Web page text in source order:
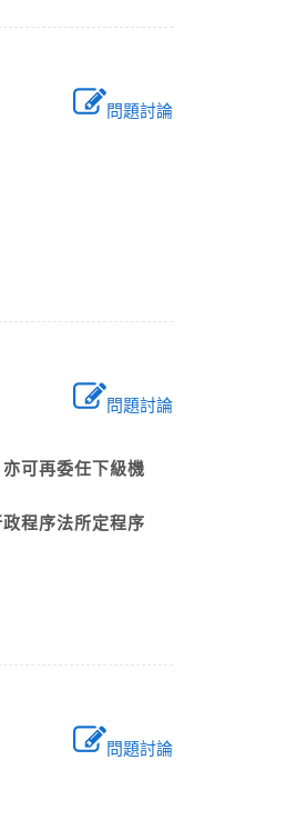
問題討論
問題討論
可再委任下級機
程序法所定程序
問題討論